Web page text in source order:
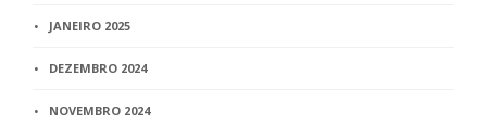
JANEIRO 2025
DEZEMBRO 2024
NOVEMBRO 2024